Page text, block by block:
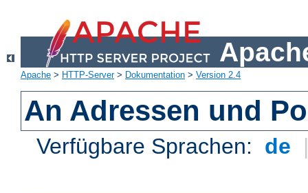
Apache > HTTP-Server> Dokumentation > Version 2.4
An Adressen und
Verfügbare Sprachen: de